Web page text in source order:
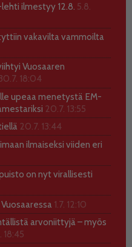
ilmestyy 12.8. 5.8.
vakavilta vammoilta
Vuosaaren
18:04
upeaa menetystä EM-
20.7. 13:55
20.7. 13:44
ilmaiseksi viiden eri
on nyt virallisesti
1.7. 12:10
arvoniittyjä – myös
18:45